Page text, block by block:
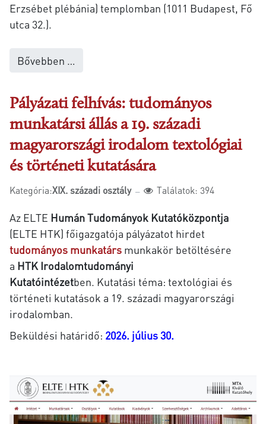
Erzsébet plébánia) templomban (1011 Budapest, Fő
utca 32.).
Bővebben …
Pályázati felhívás: tudományos
munkatársi állás a 19. századi
magyarországi irodalom textológiai
és történeti kutatására
Kategória:XIX. századi osztály Találatok: 394
Az ELTE Humán Tudományok Kutatóközpontja
(ELTE HTK) főigazgatója pályázatot hirdet
tudományos munkatársmunkakör betöltésére
a HTK Irodalomtudományi
Kutatóintézetben. Kutatási téma: textológiai és
történeti kutatások a 19. századi magyarországi
irodalomban.
Beküldési határidő: 2026. július 30.